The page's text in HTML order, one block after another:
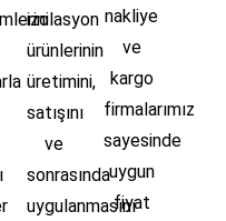
izolasyon
ürünlerinin
üretimini,
satışını
ve
sonrasında
uygulanmasını
nakliye
ve
kargo
firmalarımız
sayesinde
uygun
fiyat